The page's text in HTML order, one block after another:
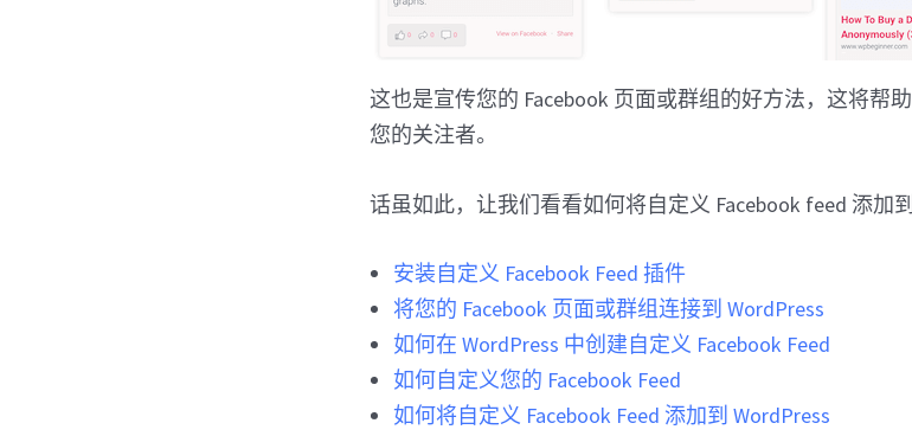
这也是宣传您的 Facebook 页面或群组的好方法，这将帮
您的关注者。
话虽如此，让我们看看如何将自定义 Facebook feed 添加到
安装自定义 Facebook Feed 插件
将您的 Facebook 页面或群组连接到 WordPress
如何在 WordPress 中创建自定义 Facebook Feed
如何自定义您的 Facebook Feed
如何将自定义 Facebook Feed 添加到 WordPress